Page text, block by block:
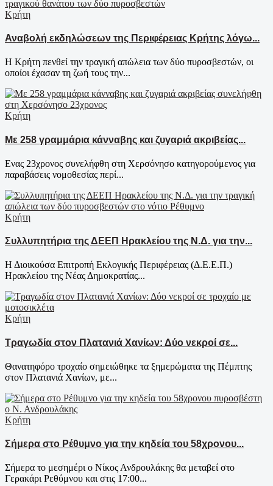
Κρήτη
Αναβολή εκδηλώσεων της Περιφέρειας Κρήτης λόγω...
Η Κρήτη πενθεί την τραγική απώλεια των δύο πυροσβεστών, οι
οποίοι έχασαν τη ζωή τους την...
Κρήτη
Με 258 γραμμάρια κάνναβης και ζυγαριά ακριβείας...
Ενας 23χρονος συνελήφθη στη Χερσόνησο κατηγορούμενος για
παραβάσεις νομοθεσίας περί...
Κρήτη
Συλλυπητήρια της ΔΕΕΠ Ηρακλείου της Ν.Δ. για την...
Η Διοικούσα Επιτροπή Εκλογικής Περιφέρειας (Δ.Ε.Ε.Π.)
Ηρακλείου της Νέας Δημοκρατίας...
Κρήτη
Τραγωδία στον Πλατανιά Χανίων: Δύο νεκροί σε...
Θανατηφόρο τροχαίο σημειώθηκε τα ξημερώματα της Πέμπτης
στον Πλατανιά Χανίων, με...
Κρήτη
Σήμερα στο Ρέθυμνο για την κηδεία του 58χρονου...
Σήμερα το μεσημέρι ο Νίκος Ανδρουλάκης θα μεταβεί στο
Γερακάρι Ρεθύμνου και στις 17:00...